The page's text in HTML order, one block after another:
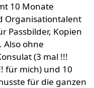
10 Monate
Organisationtalent
Passbilder, Kopien
Also ohne
(3 mal !!!
für mich) und 10
für die ganzen